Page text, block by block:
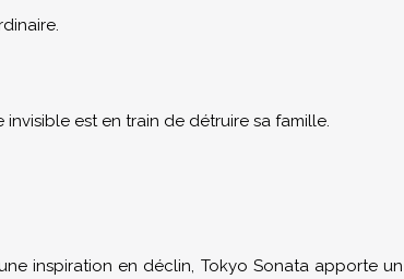
est en train de détruire sa famille.
inspiration en déclin, Tokyo Sonata apporte un